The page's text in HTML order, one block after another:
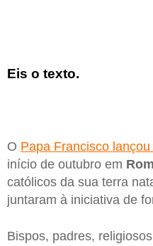
Eis o texto.
O Papa Francisco lançou
início de outubro em
católicos da sua terra
juntaram à iniciativa de
Bispos, padres,